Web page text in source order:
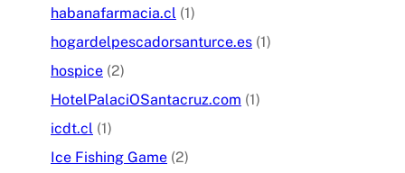
habanafarmacia.cl (1)
hogardelpescadorsanturce.es (1)
hospice (2)
HotelPalaciOSantacruz.com (1)
icdt.cl (1)
Ice Fishing Game (2)